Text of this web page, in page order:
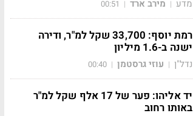
מדע | מירב ארד |
00:51
רמת יוסף: 33,700 שקל למ"ר, ודירה
ישנה ב-1.6 מיליון
נדל"ן | עוזי גרסטמן |
00:40
יד אליהו: פער של 17 אלף שקל למ"ר
באותו רחוב